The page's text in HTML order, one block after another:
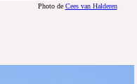
Photo de Cees van Halderen